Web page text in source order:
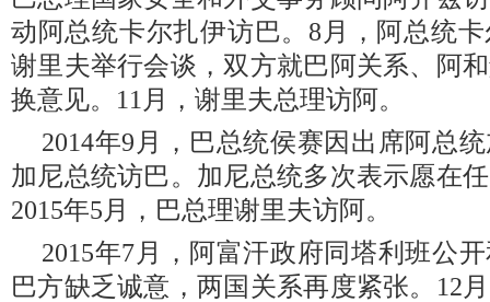
动阿总统卡尔扎伊访巴。8月，阿总统
谢里夫举行会谈，双方就巴阿关系、阿
换意见。11月，谢里夫总理访阿。
2014年9月，巴总统侯赛因出席阿总
加尼总统访巴。加尼总统多次表示愿在
2015年5月，巴总理谢里夫访阿。
2015年7月，阿富汗政府同塔利班公
巴方缺乏诚意，两国关系再度紧张。12